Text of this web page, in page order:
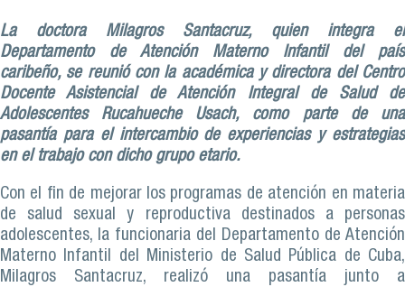
La doctora Milagros Santacruz, quien integra el
Departamento de Atención Materno Infantil del país
caribeño, se reunió con la académica y directora del Centro
Docente Asistencial de Atención Integral de Salud de
Adolescentes Rucahueche Usach, como parte de una
pasantía para el intercambio de experiencias y estrategias
en el trabajo con dicho grupo etario.
Con el fin de mejorar los programas de atención en materia
de salud sexual y reproductiva destinados a personas
adolescentes, la funcionaria del Departamento de Atención
Materno Infantil del Ministerio de Salud Pública de Cuba,
Milagros Santacruz, realizó una pasantía junto a